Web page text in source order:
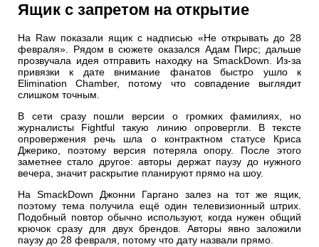
Ящик с запретом на открытие
На Raw показали ящик с надписью «Не открывать до 28
февраля». Рядом в сюжете оказался Адам Пирс; дальше
прозвучала идея отправить находку на SmackDown. Из-за
привязки к дате внимание фанатов быстро ушло к
Elimination Chamber, потому что совпадение выглядит
слишком точным.
В сети сразу пошли версии о громких фамилиях, но
журналисты Fightful такую линию опровергли. В тексте
опровержения речь шла о контрактном статусе Криса
Джерико, поэтому версия потеряла опору. После этого
заметнее стало другое: авторы держат паузу до нужного
вечера, значит раскрытие планируют прямо на шоу.
На SmackDown Джонни Гаргано залез на тот же ящик,
поэтому тема получила ещё один телевизионный штрих.
Подобный повтор обычно используют, когда нужен общий
крючок сразу для двух брендов. Авторы явно заложили
паузу до 28 февраля, потому что дату назвали прямо.